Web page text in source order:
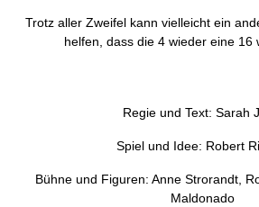
Trotz aller Zweifel kann vielleicht ein
helfen, dass die 4 wieder eine 16
Regie und Text: Sarah
Spiel und Idee: Robert
Bühne und Figuren: Anne Strorandt,
Maldonado